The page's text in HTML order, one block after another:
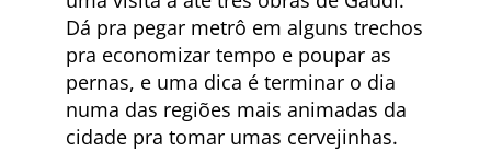
Dá pra pegar metrô em alguns trechos
pra economizar tempo e poupar as
pernas, e uma dica é terminar o dia
numa das regiões mais animadas da
cidade pra tomar umas cervejinhas.